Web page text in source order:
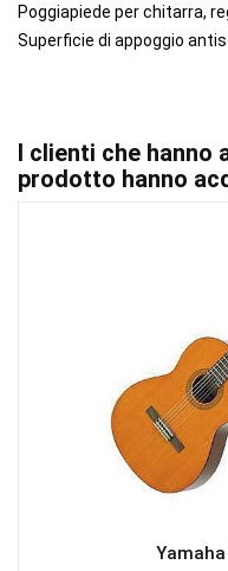
Poggiapiede per chitarra,
Superficie di appoggio
I clienti che hanno
prodotto hanno